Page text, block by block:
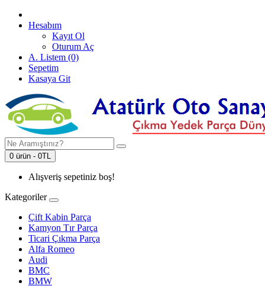
Hesabım
Kayıt Ol
Oturum Aç
A. Listem (0)
Sepetim
Kasaya Git
0 ürün - 0TL
Alışveriş sepetiniz boş!
Kategoriler
Çift Kabin Parça
Kamyon Tır Parça
Ticari Çıkma Parça
Alfa Romeo
Audi
BMC
BMW